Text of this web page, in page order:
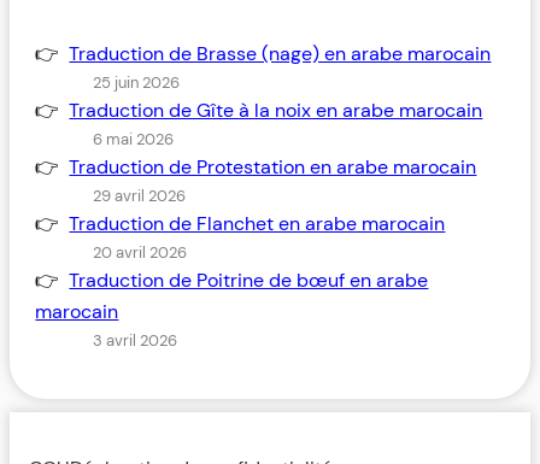
Traduction de Brasse (nage) en arabe marocain
25 juin 2026
Traduction de Gîte à la noix en arabe marocain
6 mai 2026
Traduction de Protestation en arabe marocain
29 avril 2026
Traduction de Flanchet en arabe marocain
20 avril 2026
Traduction de Poitrine de bœuf en arabe
marocain
3 avril 2026